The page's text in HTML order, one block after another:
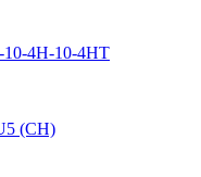
10-4H-10-4HT